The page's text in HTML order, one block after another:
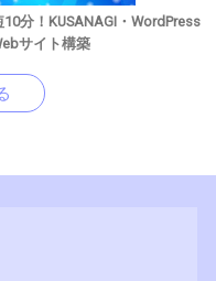
10分！KUSANAGI・WordPress
サイト構築